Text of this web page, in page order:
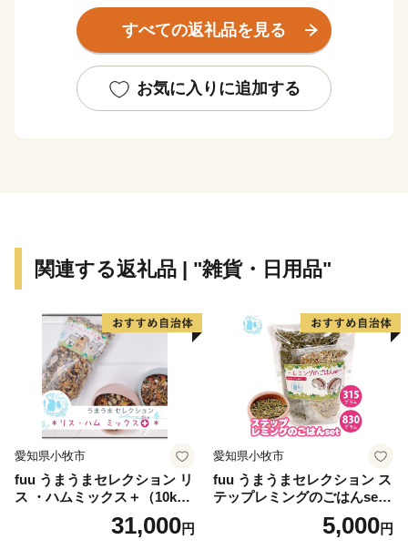
高級菜豆、米、地熱を利用した野菜の栽培など多種多様
な農作物を生産 する「農業と観光のまち」です。
また、昭和の大横綱・北の湖の生誕地であるとともに、
冬季の呼び物として人気のあるスポーツ雪合戦を開発
すべての返礼品を見る
お気に入りに追加する
関連する返礼品 | "雑貨・日用品"
愛知県小牧市
fuu うまうまセレクション リ
ス ・ハムミックス＋（10k
31,000円
愛知県小牧市
fuu うまうまセレクション ス
テップレミングのごはんset
5,000円